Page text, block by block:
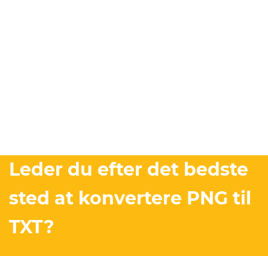
Leder du efter det bedste
sted at konvertere PNG til
TXT?